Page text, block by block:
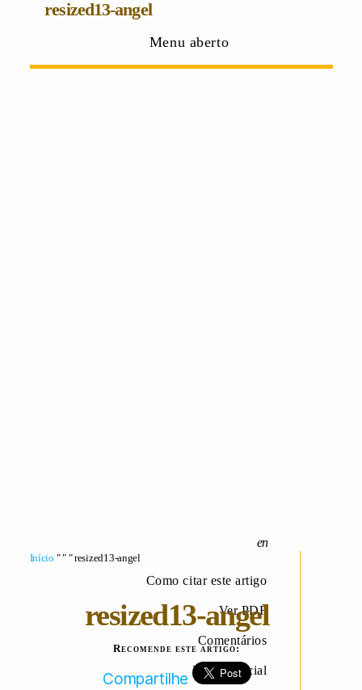
resized13-angel
Menu aberto
Como citar este artigo
Ver PDF
Comentários
Página inicial
Início " " " resized13-angel
resized13-angel
Recomende este artigo:
Compartilhe